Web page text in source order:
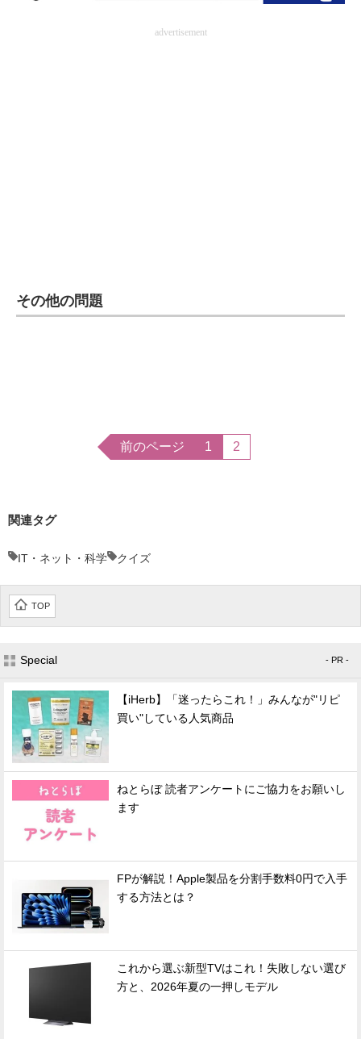
advertisement
その他の問題
前のページ 1 2
関連タグ
IT・ネット・科学 クイズ
TOP
Special - PR -
【iHerb】「迷ったらこれ！」みんなが"リピ
買い"している人気商品
ねとらぼ 読者アンケートにご協力をお願いし
ます
FPが解説！Apple製品を分割手数料0円で入手
する方法とは？
これから選ぶ新型TVはこれ！失敗しない選び
方と、2026年夏の一押しモデル